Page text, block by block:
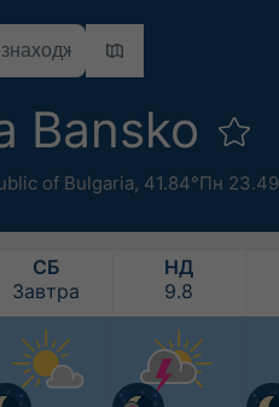
Bansko
of Bulgaria, 41.84°Пн
СБ
Завтра
НД
9.8